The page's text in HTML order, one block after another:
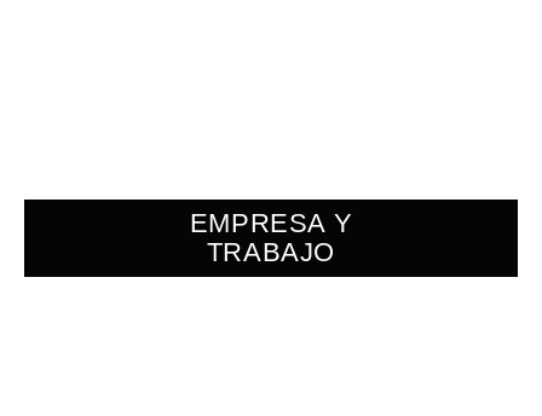
EMPRESA Y
TRABAJO